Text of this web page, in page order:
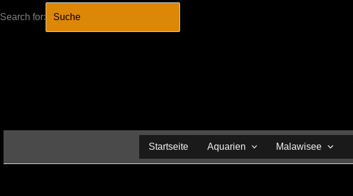
Search for:
Startseite Aquarien Malawisee